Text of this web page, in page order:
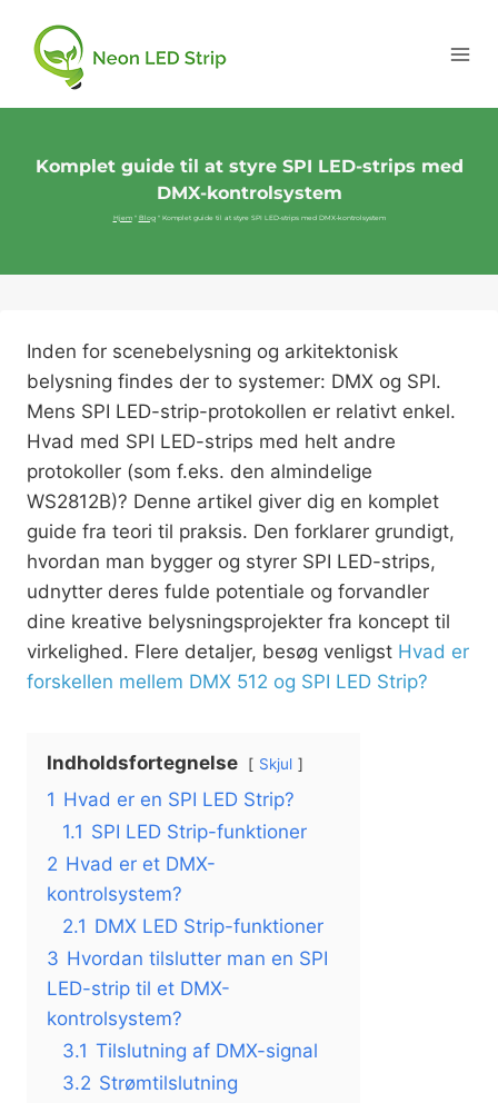
Komplet guide til at styre SPI LED-strips med
DMX-kontrolsystem
Hjem" Blog" Komplet guide til at styre SPI LED-strips med DMX-kontrolsystem
Inden for scenebelysning og arkitektonisk
belysning findes der to systemer: DMX og SPI.
Mens SPI LED-strip-protokollen er relativt enkel.
Hvad med SPI LED-strips med helt andre
protokoller (som f.eks. den almindelige
WS2812B)? Denne artikel giver dig en komplet
guide fra teori til praksis. Den forklarer grundigt,
hvordan man bygger og styrer SPI LED-strips,
udnytter deres fulde potentiale og forvandler
dine kreative belysningsprojekter fra koncept til
virkelighed. Flere detaljer, besøg venligst Hvad er
forskellen mellem DMX 512 og SPI LED Strip?
Indholdsfortegnelse Skjul
1 Hvad er en SPI LED Strip?
1.1 SPI LED Strip-funktioner
2 Hvad er et DMX-
kontrolsystem?
2.1 DMX LED Strip-funktioner
3 Hvordan tilslutter man en SPI
LED-strip til et DMX-
kontrolsystem?
3.1 Tilslutning af DMX-signal
3.2 Strømtilslutning